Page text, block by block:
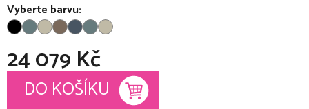
Vyberte barvu:
24 079 Kč
Měrná cena:
DO KOŠÍKU